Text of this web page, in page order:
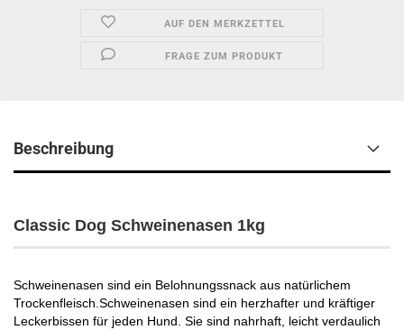
AUF DEN MERKZETTEL
FRAGE ZUM PRODUKT
Beschreibung
Classic Dog Schweinenasen 1kg
Schweinenasen sind ein Belohnungssnack aus natürlichem
Trockenfleisch.Schweinenasen sind ein herzhafter und kräftiger
Leckerbissen für jeden Hund. Sie sind nahrhaft, leicht verdaulich